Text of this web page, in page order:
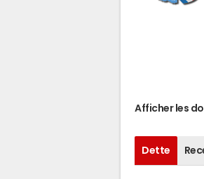
Afficher les
Dette